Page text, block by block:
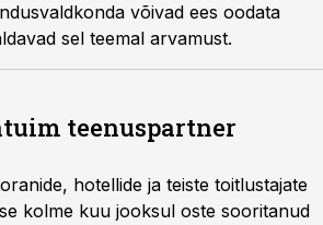
võivad ees oodata
sel teemal arvamust.
teenuspartner
hotellide ja teiste toitlustajate
kolme kuu jooksul oste sooritanud